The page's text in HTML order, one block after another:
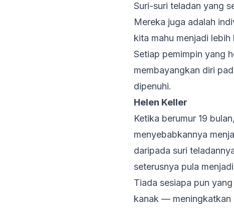
Suri-suri teladan yang
Mereka juga adalah
kita mahu menjadi lebih
Setiap pemimpin yang
membayangkan diri
dipenuhi.
Helen Keller
Ketika berumur 19
menyebabkannya
daripada suri
seterusnya pula
Tiada sesiapa pun
kanak — meningkatkan